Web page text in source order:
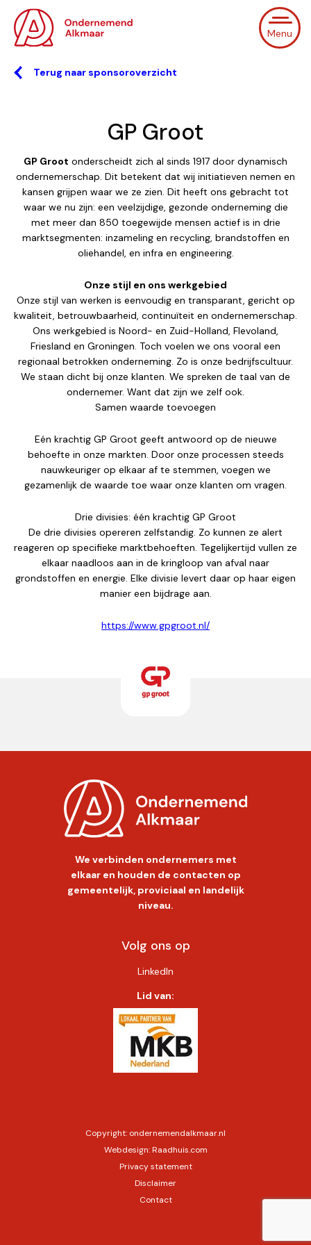
Menu
Terug naar sponsoroverzicht
GP Groot
GP Groot onderscheidt zich al sinds 1917 door dynamisch
ondernemerschap. Dit betekent dat wij initiatieven nemen en
kansen grijpen waar we ze zien. Dit heeft ons gebracht tot
waar we nu zijn: een veelzijdige, gezonde onderneming die
met meer dan 850 toegewijde mensen actief is in drie
marktsegmenten: inzameling en recycling, brandstoffen en
oliehandel, en infra en engineering.
Onze stijl en ons werkgebied
Onze stijl van werken is eenvoudig en transparant, gericht op
kwaliteit, betrouwbaarheid, continuïteit en ondernemerschap.
Ons werkgebied is Noord- en Zuid-Holland, Flevoland,
Friesland en Groningen. Toch voelen we ons vooral een
regionaal betrokken onderneming. Zo is onze bedrijfscultuur.
We staan dicht bij onze klanten. We spreken de taal van de
ondernemer. Want dat zijn we zelf ook.
Samen waarde toevoegen
Eén krachtig GP Groot geeft antwoord op de nieuwe
behoefte in onze markten. Door onze processen steeds
nauwkeuriger op elkaar af te stemmen, voegen we
gezamenlijk de waarde toe waar onze klanten om vragen.
Drie divisies: één krachtig GP Groot
De drie divisies opereren zelfstandig. Zo kunnen ze alert
reageren op specifieke marktbehoeften. Tegelijkertijd vullen ze
elkaar naadloos aan in de kringloop van afval naar
grondstoffen en energie. Elke divisie levert daar op haar eigen
manier een bijdrage aan.
https://www.gpgroot.nl/
We verbinden ondernemers met
elkaar en houden de contacten op
gemeentelijk, proviciaal en landelijk
niveau.
Volg ons op
LinkedIn
Lid van:
Copyright: ondernemendalkmaar.nl
Webdesign:Raadhuis.com
Privacy statement
Disclaimer
Contact